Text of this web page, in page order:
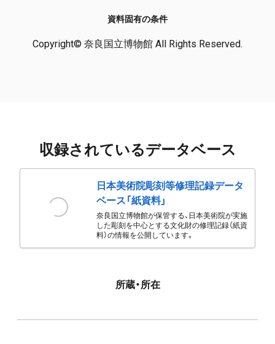
資料固有の条件
Copyright© 奈良国立博物館 All Rights Reserved.
収録されているデータベース
日本美術院彫刻等修理記録データ
ベース「紙資料」
奈良国立博物館が保管する、日本美術院が実施
した彫刻を中心とする文化財の修理記録（紙資
料）の情報を公開しています。
所蔵・所在